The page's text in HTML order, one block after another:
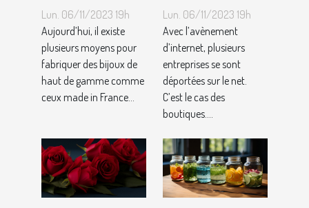
bijoutier-
joaillier ?
Lun. 06/11/2023 19h
Aujourd’hui, il existe
plusieurs moyens pour
fabriquer des bijoux de
haut de gamme comme
ceux made in France...
qu’est-ce que
c’est ?
Lun. 06/11/2023 19h
Avec l’avènement
d’internet, plusieurs
entreprises se sont
déportées sur le net.
C’est le cas des
boutiques....